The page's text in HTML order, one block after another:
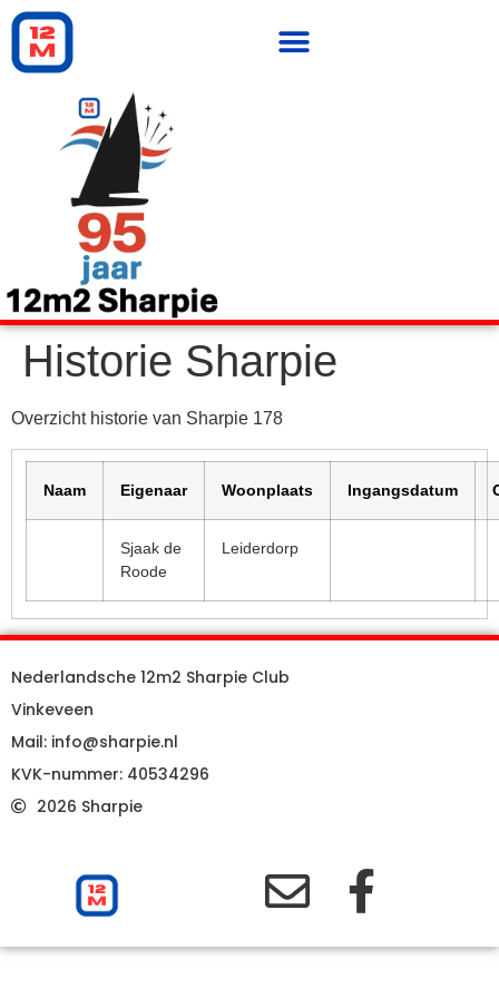
Historie Sharpie
Overzicht historie van Sharpie 178
Naam Eigenaar Woonplaats Ingangsdatum
Sjaak de
Roode
Leiderdorp
Nederlandsche 12m2 Sharpie Club
Vinkeveen
Mail: info@sharpie.nl
KVK-nummer: 40534296
2026 Sharpie